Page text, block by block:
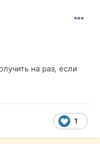
на раз, если
1